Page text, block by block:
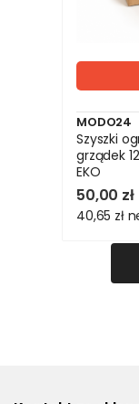
MODO24
Szyszki
grządek
EKO
50,00 zł
40,65 zł